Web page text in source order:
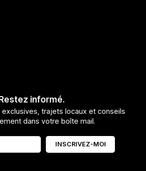
informé.
trajets locaux et conseils
dans votre boîte mail.
INSCRIVEZ-MOI